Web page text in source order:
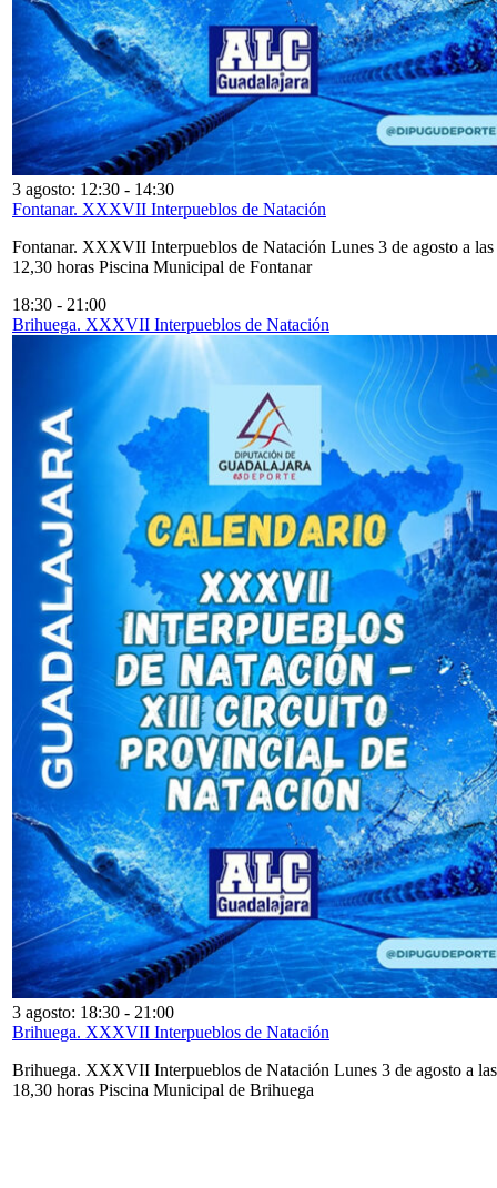
3 agosto: 12:30 - 14:30
Fontanar. XXXVII Interpueblos de Natación
Fontanar. XXXVII Interpueblos de Natación Lunes 3 de agosto a las
12,30 horas Piscina Municipal de Fontanar
18:30 - 21:00
Brihuega. XXXVII Interpueblos de Natación
3 agosto: 18:30 - 21:00
Brihuega. XXXVII Interpueblos de Natación
Brihuega. XXXVII Interpueblos de Natación Lunes 3 de agosto a las
18,30 horas Piscina Municipal de Brihuega